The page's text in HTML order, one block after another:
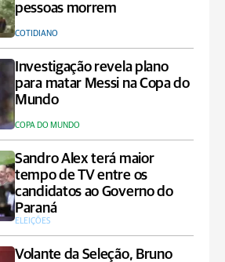
pessoas morrem
COTIDIANO
Investigação revela plano
para matar Messi na Copa do
Mundo
COPA DO MUNDO
Sandro Alex terá maior
tempo de TV entre os
candidatos ao Governo do
Paraná
ELEIÇÕES
Volante da Seleção, Bruno